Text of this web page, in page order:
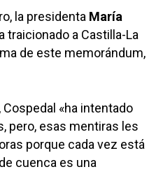
la presidenta María
traicionado a Castilla-La
de este memorándum,
Cospedal «ha intentado
pero, esas mentiras les
porque cada vez está
cuenca es una